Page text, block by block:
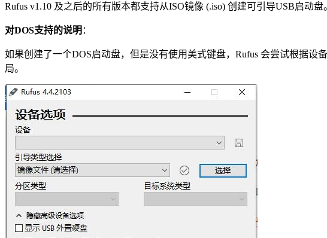
Rufus v1.10 及之后的所有版本都支持从ISO镜像 (.iso) 创建可引导USB启动盘
对DOS支持的说明 ：
如果创建了一个DOS启动盘，但是没有使用美式键盘，Rufus 会尝试根据设
局。